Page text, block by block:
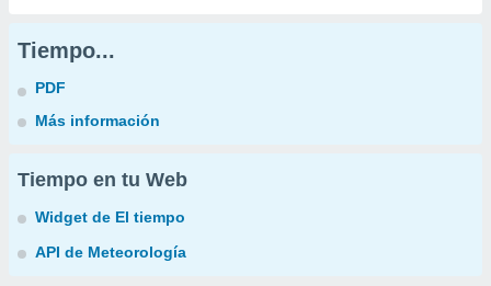
Tiempo...
PDF
Más información
Tiempo en tu Web
Widget de El tiempo
API de Meteorología